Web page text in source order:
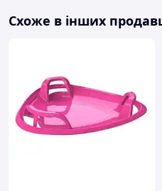
Схоже в інших